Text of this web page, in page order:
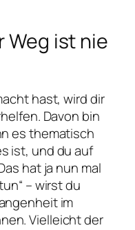
Weg ist nie
hast, wird dir
Davon bin
es thematisch
ist, und du auf
hat ja nun mal
– wirst du
im
Vielleicht der